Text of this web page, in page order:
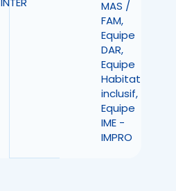
MAS /
FAM,
Equipe
DAR,
Equipe
Habitat
inclusif,
Equipe
IME -
IMPRO